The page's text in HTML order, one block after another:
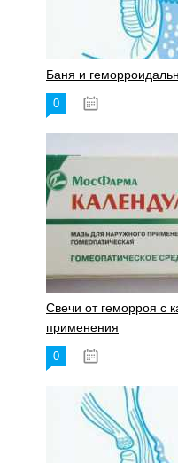
Баня и
0
Свечи от геморроя с
применения
0